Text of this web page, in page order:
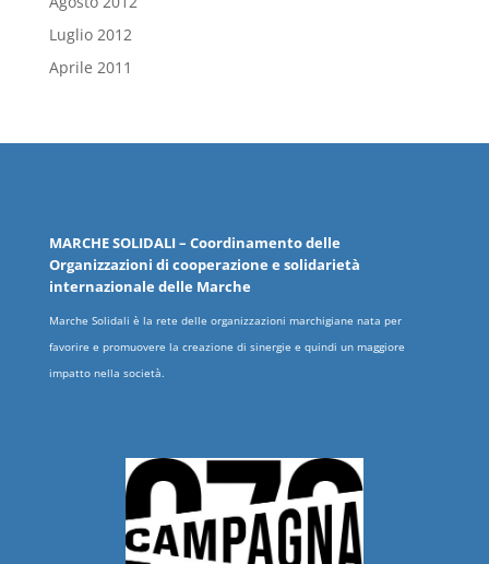
Luglio 2012
Aprile 2011
MARCHESOLIDALI– Coordinamento delle
Organizzazioni di cooperazione e solidarietà
internazionale delle Marche
Marche Solidali è la rete delle organizzazioni marchigiane nata per
favorire e promuovere la creazione di sinergie e quindi un maggiore
impatto nella società.